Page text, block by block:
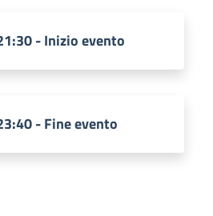
- Inizio evento
- Fine evento